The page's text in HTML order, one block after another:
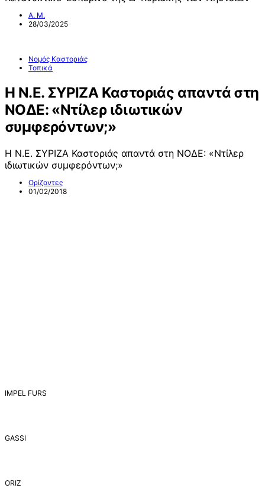
Α. Μ.
28/03/2025
Νομός Καστοριάς
Τοπικά
Η Ν.Ε. ΣΥΡΙΖΑ Καστοριάς απαντά στη
ΝΟΔΕ: «Ντίλερ ιδιωτικών
συμφερόντων;»
Η Ν.Ε. ΣΥΡΙΖΑ Καστοριάς απαντά στη ΝΟΔΕ: «Ντίλερ
ιδιωτικών συμφερόντων;»
Ορίζοντες
01/02/2018
IMPEL FURS
GASSI
ORIZ